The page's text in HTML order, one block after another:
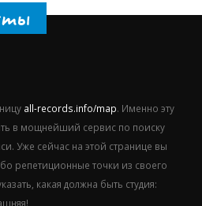
all-records.info/map. Именно эту
в мощнейший сервис по поиску
Уже сейчас на этой странице вы
репетиционные точки из своего
какая должна быть студия: